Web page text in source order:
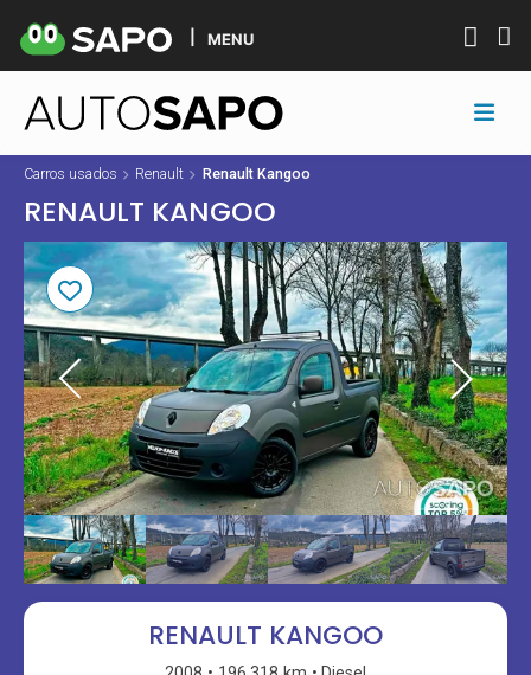
MENU
Carros usados Renault Renault Kangoo
RENAULT KANGOO
RENAULT KANGOO